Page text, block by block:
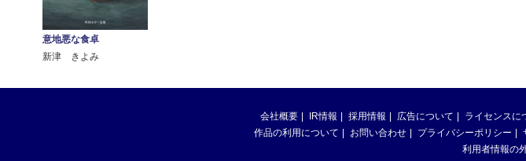
意地悪な食卓
新津 きよみ
会社概要 IR情報 採用情報 広告について ライセンスに
作品の利用について
お問い合わせ プライバシーポリシー
利用者情報の